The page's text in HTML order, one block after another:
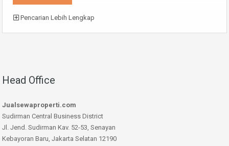
Pencarian Lebih Lengkap
Head Office
Jualsewaproperti.com
Sudirman Central Business District
Jl. Jend. Sudirman Kav. 52-53, Senayan
Kebayoran Baru, Jakarta Selatan 12190